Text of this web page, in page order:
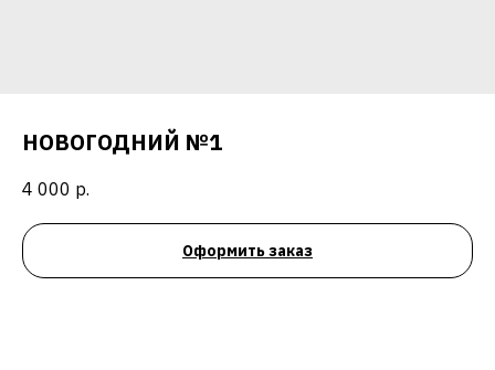
НОВОГОДНИЙ №1
4 000 р.
Оформить заказ